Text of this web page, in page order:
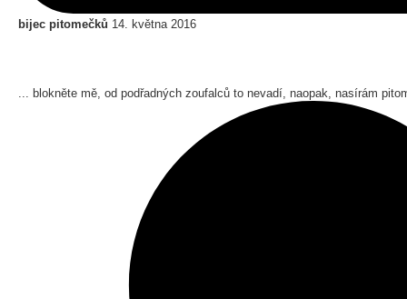
bijec pitomečků 14. května 2016
... blokněte mě, od podřadných zoufalců to nevadí, naopak, nasírám